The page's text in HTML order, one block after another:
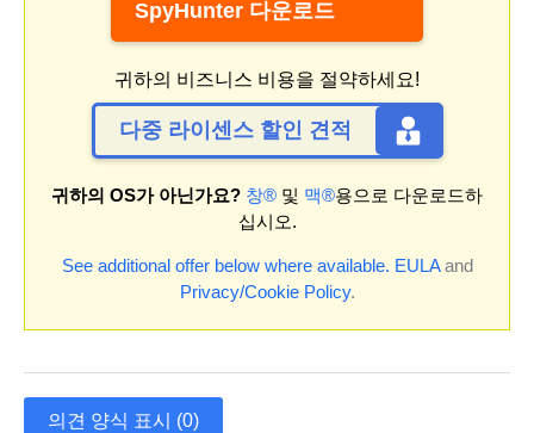
SpyHunter 다운로드
귀하의 비즈니스 비용을 절약하세요!
다중 라이센스 할인 견적
귀하의 OS가 아닌가요? 창® 및 맥®용으로 다운로드하
십시오.
See additional offer below where available. EULAand
Privacy/Cookie Policy.
의견 양식 표시 (0)